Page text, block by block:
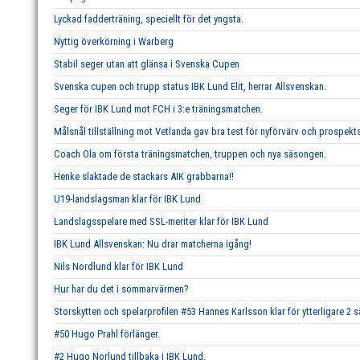
Lyckad fadderträning, speciellt för det yngsta.
Nyttig överkörning i Warberg
Stabil seger utan att glänsa i Svenska Cupen
Svenska cupen och trupp status IBK Lund Elit, herrar Allsvenskan.
Seger för IBK Lund mot FCH i 3:e träningsmatchen.
Målsnål tillställning mot Vetlanda gav bra test för nyförvärv och
Coach Ola om första träningsmatchen, truppen och nya säsongen.
Henke slaktade de stackars AIK grabbarna!!
U19-landslagsman klar för IBK Lund
Landslagsspelare med SSL-meriter klar för IBK Lund
IBK Lund Allsvenskan: Nu drar matcherna igång!
Nils Nordlund klar för IBK Lund
Hur har du det i sommarvärmen?
Storskytten och spelarprofilen #53 Hannes Karlsson klar för ytterligare 2
#50 Hugo Prahl förlänger.
#2 Hugo Norlund tillbaka i IBK Lund.